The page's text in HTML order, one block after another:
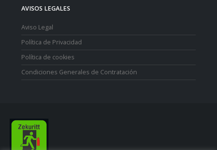
AVISOS LEGALES
Aviso Legal
Política de Privacidad
Política de cookies
Condiciones Generales de Contratación